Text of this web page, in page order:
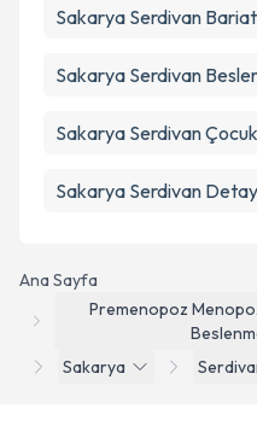
Ana Sayfa
Premenopoz
Sakarya
Sakarya Serdivan
Sakarya Serdivan
Sakarya Serdivan
Sakarya Serdivan